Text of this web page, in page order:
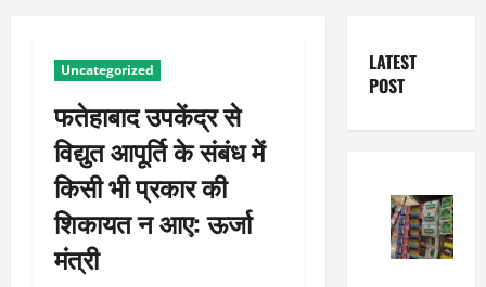
Uncategorized
फतेहाबाद उपकेंद्र से
विद्युत आपूर्ति के संबंध में
किसी भी प्रकार की
शिकायत न आए: ऊर्जा
मंत्री
LATEST
POST